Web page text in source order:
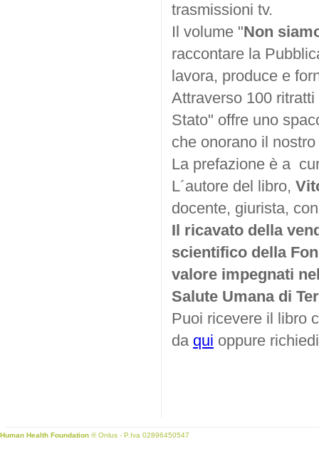
trasmissioni tv.
Il volume "Non
raccontare la
lavora, produce e
Attraverso 100
Stato" offre uno
che onorano il
La prefazione è a
L´autore del libro,
docente, giurista,
Il ricavato della
scientifico della
valore impegnati
Salute Umana di
Puoi ricevere il libro
da qui oppure
Human Health Foundation ® Onlus - P.Iva 02896450547